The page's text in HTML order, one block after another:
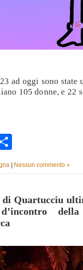
ad oggi sono state
105 donne, e 22
Nessun commento »
Quartucciu
della